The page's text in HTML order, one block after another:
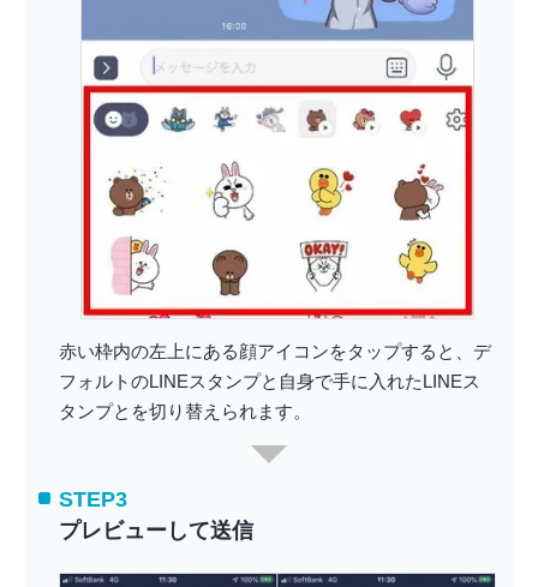
赤い枠内の左上にある顔アイコンをタップすると、デ
フォルトのLINEスタンプと自身で手に入れたLINEス
タンプとを切り替えられます。
STEP3
プレビューして送信